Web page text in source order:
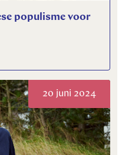
populisme voor
20 juni 2024